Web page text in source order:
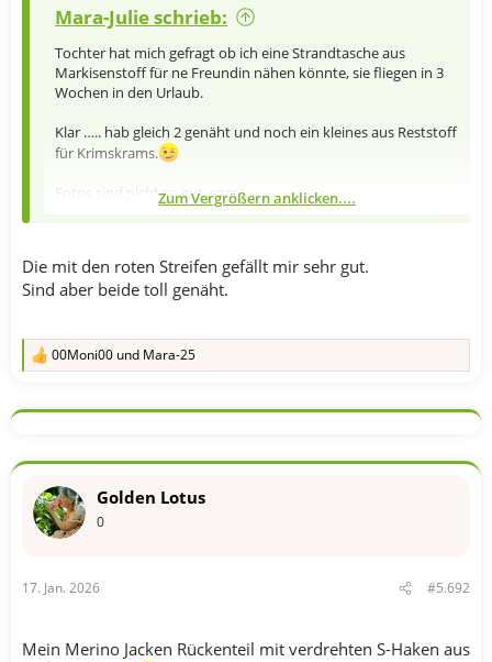
Mara-Julie schrieb:
Tochter hat mich gefragt ob ich eine Strandtasche aus
Markisenstoff für ne Freundin nähen könnte, sie fliegen in 3
Wochen in den Urlaub.
Klar ….. hab gleich 2 genäht und noch ein kleines aus Reststoff
für Krimskrams.
Fotos sind nicht so gut, sorryZum Vergrößern anklicken....
Die mit den roten Streifen gefällt mir sehr gut.
Sind aber beide toll genäht.
R
k
o
e
n
00Moni00 und Mara-25
Golden Lotus
0
17. Jan. 2026 #5.692
Mein Merino Jacken Rückenteil mit verdrehten S-Haken aus